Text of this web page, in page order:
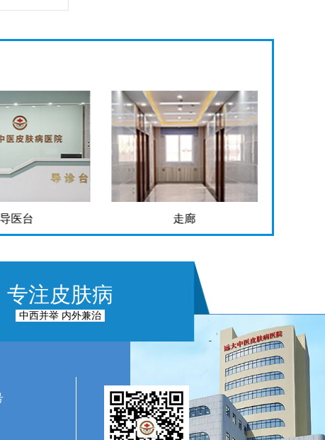
走廊 手术室
专注皮肤病
中西并举 内外兼治